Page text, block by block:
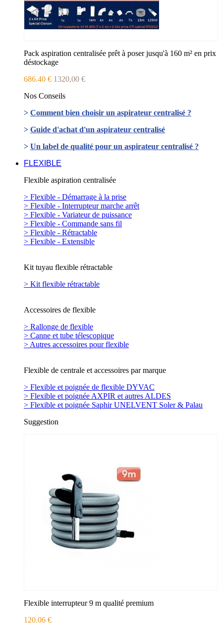
Pack aspiration centralisée prêt à poser jusqu'à 160 m² en prix
déstockage
686.40 € 1320,00 €
Nos Conseils
> Comment bien choisir un aspirateur centralisé ?
> Guide d'achat d'un aspirateur centralisé
> Un label de qualité pour un aspirateur centralisé ?
FLEXIBLE
Flexible aspiration centralisée
> Flexible - Démarrage à la prise
> Flexible - Interrupteur marche arrêt
> Flexible - Variateur de puissance
> Flexible - Commande sans fil
> Flexible - Rétractable
> Flexible - Extensible
Kit tuyau flexible rétractable
> Kit flexible rétractable
Accessoires de flexible
> Rallonge de flexible
> Canne et tube télescopique
> Autres accessoires pour flexible
Flexible de centrale et accessoires par marque
> Flexible et poignée de flexible DYVAC
> Flexible et poignée AXPIR et autres ALDES
> Flexible et poignée Saphir UNELVENT Soler & Palau
Suggestion
Flexible interrupteur 9 m qualité premium
120.06 €